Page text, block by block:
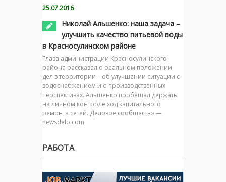
25.07.2016
Николай Альшенко: наша задача –
улучшить качество питьевой воды
в Красносулинском районе
Глава администрации Красносулинского
района рассказал о реальном положении
дел в территории – об улучшении ситуации с
водоснабжением и о производственных
перспективах. Альшенко пообещал держать
на личном контроле ход капитального
ремонта сетей. Деловое сообщество —
newsdelo.com
РАБОТА